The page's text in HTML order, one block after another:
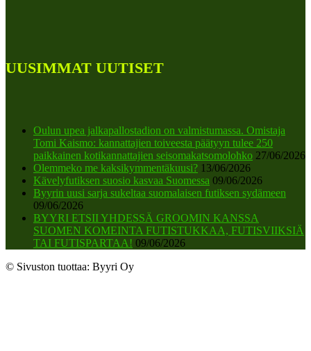
UUSIMMAT UUTISET
Oulun upea jalkapallostadion on valmistumassa. Omistaja
Tomi Kaismo: kannattajien toiveesta päätyyn tulee 250
paikkainen kotikannattajien seisomakatsomolohko 27/06/2026
Olemmeko me kaksikymmentäkuusi? 13/06/2026
Kävelyfutiksen suosio kasvaa Suomessa 09/06/2026
Byyrin uusi sarja sukeltaa suomalaisen futiksen sydämeen
09/06/2026
BYYRI ETSII YHDESSÄ GROOMIN KANSSA
SUOMEN KOMEINTA FUTISTUKKAA, FUTISVIIKSIÄ
TAI FUTISPARTAA! 09/06/2026
© Sivuston tuottaa: Byyri Oy